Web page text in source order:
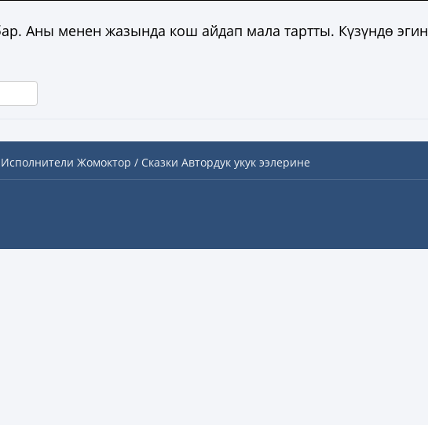
Аны менен жазында кош айдап мала тартты. Күзүндө эгин
Жомоктор / Сказки Автордук укук ээлерине